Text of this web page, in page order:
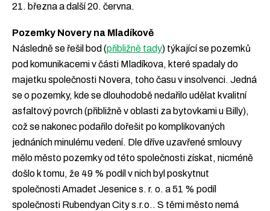
21. března a další 20. června.
Pozemky Novery na Mladíkově
Následně se řešil bod (přibližně tady) týkající se pozemků
pod komunikacemi v části Mladíkova, které spadaly do
majetku společnosti Novera, toho času v insolvenci. Jedná
se o pozemky, kde se dlouhodobě nedařilo udělat kvalitní
asfaltový povrch (přibližně v oblasti za bytovkami u Billy),
což se nakonec podařilo dořešit po komplikovaných
jednáních minulému vedení. Dle dříve uzavřené smlouvy
mělo město pozemky od této společnosti získat, nicméně
došlo k tomu, že 49 % podíl v nich byl poskytnut
společnosti Amadet Jesenice s. r. o. a 51 % podíl
společnosti Rubendyan City s.r.o.. S těmi město nemá